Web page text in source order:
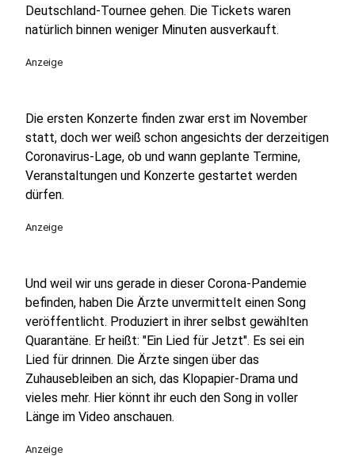
Deutschland-Tournee gehen. Die Tickets waren
natürlich binnen weniger Minuten ausverkauft.
Anzeige
Die ersten Konzerte finden zwar erst im November
statt, doch wer weiß schon angesichts der derzeitigen
Coronavirus-Lage, ob und wann geplante Termine,
Veranstaltungen und Konzerte gestartet werden
dürfen.
Anzeige
Und weil wir uns gerade in dieser Corona-Pandemie
befinden, haben Die Ärzte unvermittelt einen Song
veröffentlicht. Produziert in ihrer selbst gewählten
Quarantäne. Er heißt: "Ein Lied für Jetzt". Es sei ein
Lied für drinnen. Die Ärzte singen über das
Zuhausebleiben an sich, das Klopapier-Drama und
vieles mehr. Hier könnt ihr euch den Song in voller
Länge im Video anschauen.
Anzeige